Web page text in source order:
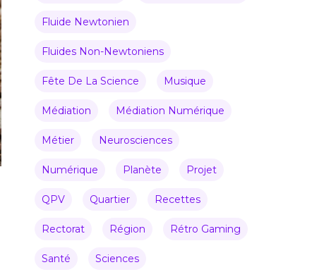
Fluide Newtonien
Fluides Non-Newtoniens
Fête De La Science Musique
Médiation Médiation Numérique
Métier Neurosciences
Numérique Planète Projet
QPV Quartier Recettes
Rectorat Région Rétro Gaming
Santé Sciences